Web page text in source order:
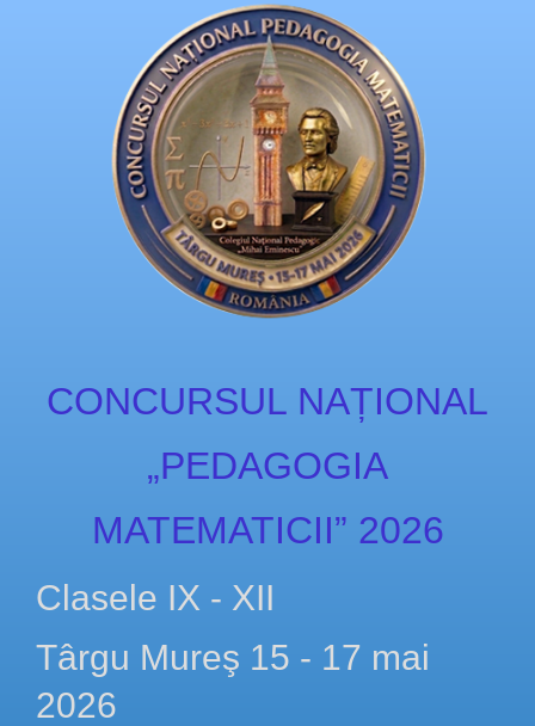
CONCURSUL NAȚIONAL
„PEDAGOGIA
MATEMATICII” 2026
Clasele IX - XII
Târgu Mureş 15 - 17 mai
2026